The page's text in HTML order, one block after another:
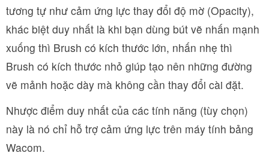
tương tự như cảm ứng lực thay đổi độ mờ (Opacity),
khác biệt duy nhất là khi bạn dùng bút vẽ nhấn mạnh
xuống thì Brush có kích thước lớn, nhấn nhẹ thì
Brush có kích thước nhỏ giúp tạo nên những đường
vẽ mảnh hoặc dày mà không cần thay đổi cài đặt.
Nhược điểm duy nhất của các tính năng (tùy chọn)
này là nó chỉ hỗ trợ cảm ứng lực trên máy tính bảng
Wacom.